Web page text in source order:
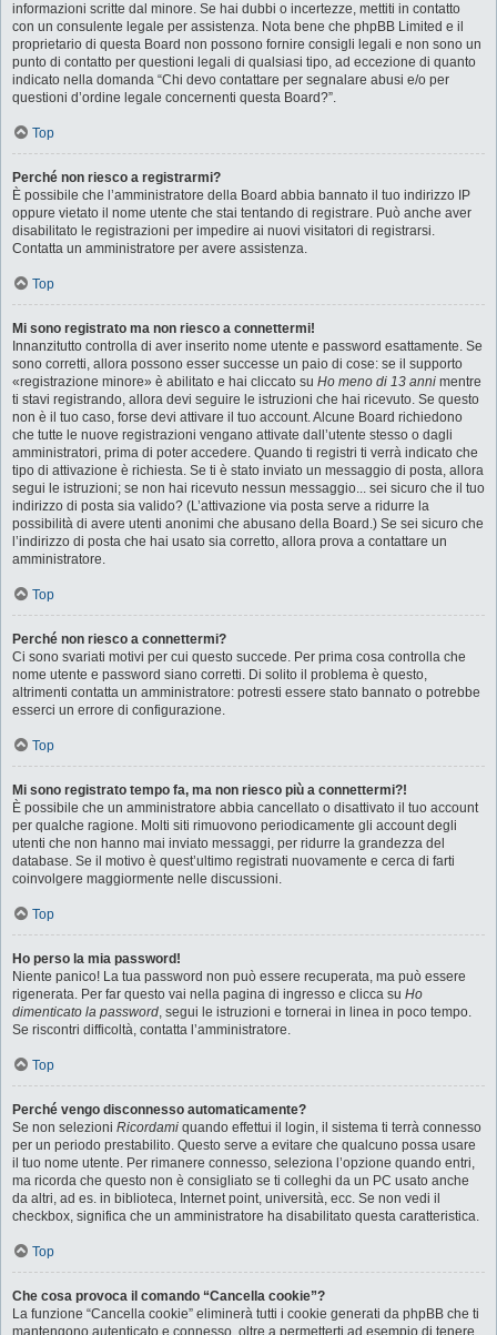
informazioni scritte dal minore. Se hai dubbi o incertezze, mettiti in contatto
con un consulente legale per assistenza. Nota bene che phpBB Limited e il
proprietario di questa Board non possono fornire consigli legali e non sono un
punto di contatto per questioni legali di qualsiasi tipo, ad eccezione di quanto
indicato nella domanda “Chi devo contattare per segnalare abusi e/o per
questioni d’ordine legale concernenti questa Board?”.
Top
Perché non riesco a registrarmi?
È possibile che l’amministratore della Board abbia bannato il tuo indirizzo IP
oppure vietato il nome utente che stai tentando di registrare. Può anche aver
disabilitato le registrazioni per impedire ai nuovi visitatori di registrarsi.
Contatta un amministratore per avere assistenza.
Top
Mi sono registrato ma non riesco a connettermi!
Innanzitutto controlla di aver inserito nome utente e password esattamente. Se
sono corretti, allora possono esser successe un paio di cose: se il supporto
«registrazione minore» è abilitato e hai cliccato su Ho meno di 13 anni mentre
ti stavi registrando, allora devi seguire le istruzioni che hai ricevuto. Se questo
non è il tuo caso, forse devi attivare il tuo account. Alcune Board richiedono
che tutte le nuove registrazioni vengano attivate dall’utente stesso o dagli
amministratori, prima di poter accedere. Quando ti registri ti verrà indicato che
tipo di attivazione è richiesta. Se ti è stato inviato un messaggio di posta, allora
segui le istruzioni; se non hai ricevuto nessun messaggio... sei sicuro che il tuo
indirizzo di posta sia valido? (L’attivazione via posta serve a ridurre la
possibilità di avere utenti anonimi che abusano della Board.) Se sei sicuro che
l’indirizzo di posta che hai usato sia corretto, allora prova a contattare un
amministratore.
Top
Perché non riesco a connettermi?
Ci sono svariati motivi per cui questo succede. Per prima cosa controlla che
nome utente e password siano corretti. Di solito il problema è questo,
altrimenti contatta un amministratore: potresti essere stato bannato o potrebbe
esserci un errore di configurazione.
Top
Mi sono registrato tempo fa, ma non riesco più a connettermi?!
È possibile che un amministratore abbia cancellato o disattivato il tuo account
per qualche ragione. Molti siti rimuovono periodicamente gli account degli
utenti che non hanno mai inviato messaggi, per ridurre la grandezza del
database. Se il motivo è quest’ultimo registrati nuovamente e cerca di farti
coinvolgere maggiormente nelle discussioni.
Top
Ho perso la mia password!
Niente panico! La tua password non può essere recuperata, ma può essere
rigenerata. Per far questo vai nella pagina di ingresso e clicca su Ho
dimenticato la password, segui le istruzioni e tornerai in linea in poco tempo.
Se riscontri difficoltà, contatta l’amministratore.
Top
Perché vengo disconnesso automaticamente?
Se non selezioni Ricordami quando effettui il login, il sistema ti terrà connesso
per un periodo prestabilito. Questo serve a evitare che qualcuno possa usare
il tuo nome utente. Per rimanere connesso, seleziona l’opzione quando entri,
ma ricorda che questo non è consigliato se ti colleghi da un PC usato anche
da altri, ad es. in biblioteca, Internet point, università, ecc. Se non vedi il
checkbox, significa che un amministratore ha disabilitato questa caratteristica.
Top
Che cosa provoca il comando “Cancella cookie”?
La funzione “Cancella cookie” eliminerà tutti i cookie generati da phpBB che ti
mantengono autenticato e connesso, oltre a permetterti ad esempio di tenere